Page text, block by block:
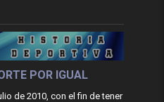
POR IGUAL
de 2010, con el fin de tener